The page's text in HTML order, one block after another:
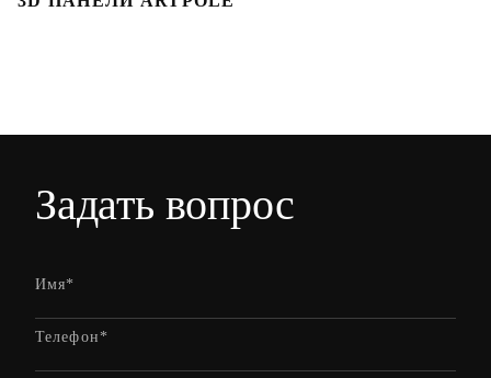
Задать вопрос